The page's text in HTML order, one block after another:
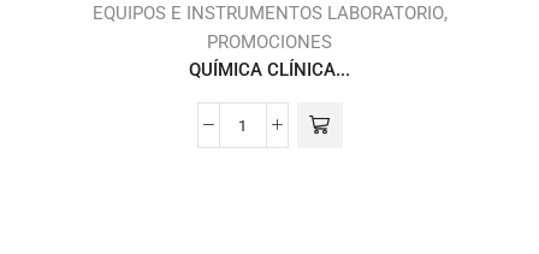
EQUIPOS E INSTRUMENTOS LABORATORIO,
PROMOCIONES
QUÍMICA CLÍNICA...